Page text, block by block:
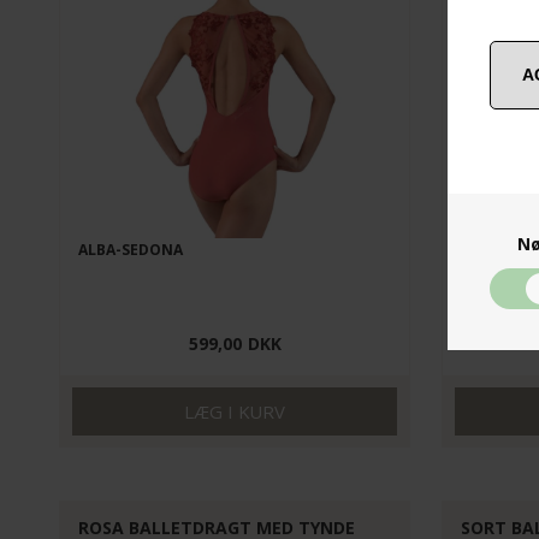
ALBA-SEDONA
599,00 DKK
MEGAN-
Str. 10 år+
ROSA BALLETDRAGT MED TYNDE
SORT